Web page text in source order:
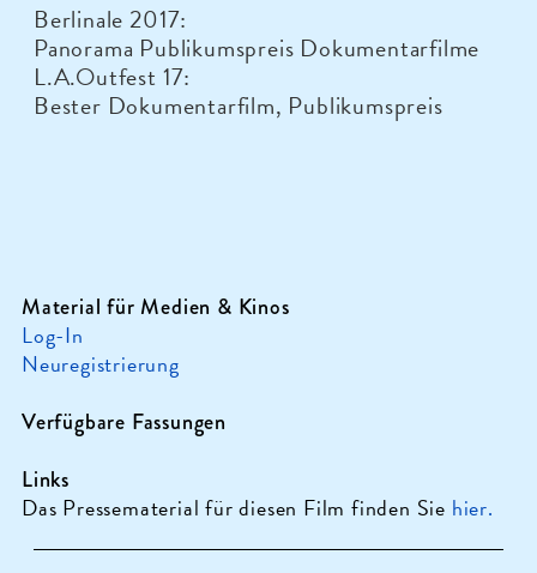
Berlinale 2017:
Panorama Publikumspreis Dokumentarfilme
L.A.Outfest 17:
Bester Dokumentarfilm, Publikumspreis
Material für Medien & Kinos
Log-In
Neuregistrierung
Verfügbare Fassungen
Links
Das Pressematerial für diesen Film finden Sie hier.